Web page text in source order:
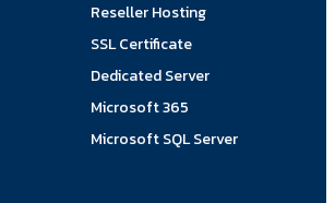
Reseller Hosting
SSL Certificate
Dedicated Server
Microsoft 365
Microsoft SQL Server